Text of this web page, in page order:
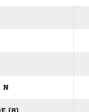
N
(8)